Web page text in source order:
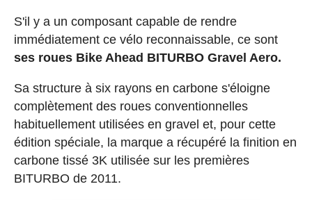
S'il y a un composant capable de rendre
immédiatement ce vélo reconnaissable, ce sont
ses roues Bike Ahead BITURBO Gravel Aero.
Sa structure à six rayons en carbone s'éloigne
complètement des roues conventionnelles
habituellement utilisées en gravel et, pour cette
édition spéciale, la marque a récupéré la finition en
carbone tissé 3K utilisée sur les premières
BITURBO de 2011.